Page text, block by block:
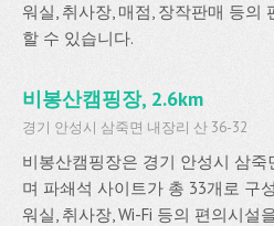
워실, 취사장, 매점, 장작판매 등의
할 수 있습니다.
비봉산캠핑장, 2.6km
경기 안성시 삼죽면 내장리 산 36-32
비봉산캠핑장은 경기 안성시 삼
며 파쇄석 사이트가 총 33개로 구
워실, 취사장, Wi-Fi 등의 편의시설